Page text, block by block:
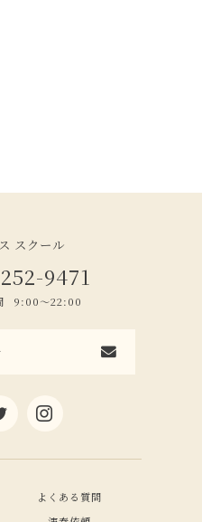
スクール
9471
9:00～22:00
よくある質問